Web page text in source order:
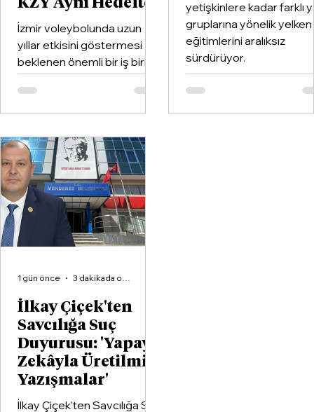
KZY Aynı Hedefte
İzmir voleybolunda uzun
yıllar etkisini göstermesi
beklenen önemli bir iş birliği
hayata geçirildi. Kentin köklü
kulüplerinden Göztepe
Spor Kulübü ile İzmir'in en
organizasyonlarından
Aliağa KZY Spor Kulübü,
voleybol branşında güçlerini
birleştiren kapsamlı bir iş
birliği protokolüne imza attı.
yetişkinlere kadar farklı
gruplarına yönelik yelken
eğitimlerini aralıksız
sürdürüyor.
İlkay Çiçek'ten
Savcılığa Suç
Duyurusu: 'Yapay
Zekâyla Üretilmiş
Yazışmalar'
İlkay Çiçek'ten Savcılığa Suç
1 gün önce 3 dakikada okunur